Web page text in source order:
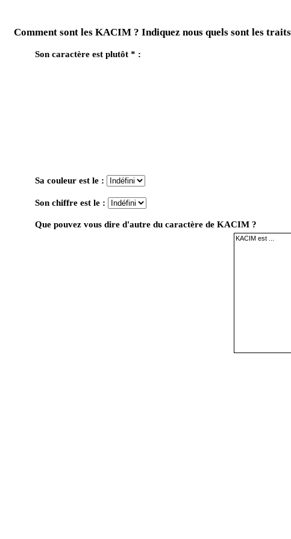
Comment sont les KACIM ? Indiquez nous quels sont les
Son caractère est plutôt * :
Sa couleur est le :
Son chiffre est le :
Que pouvez vous dire d'autre du caractère de KACIM ?